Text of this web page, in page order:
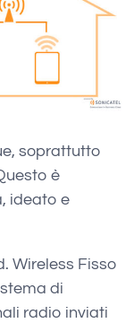
soprattutto
è
ideato e
Wireless Fisso
di
radio inviati